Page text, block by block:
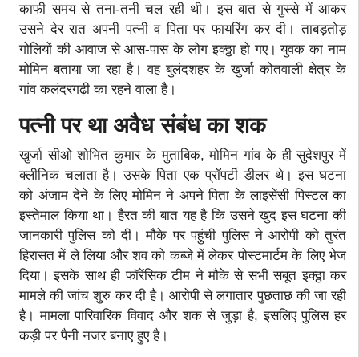
काफी समय से तना-तनी चल रही थी। इस बात से गुस्से में आकर
उसने देर रात अपनी पत्नी व पिता पर फायरिंग कर दी। ताबड़तोड़
गोलियों की आवाज से आस-पास के लोग इक्ठ्ठा हो गए। युवक का नाम
मोमिन बताया जा रहा है। वह बुलंदशहर के खुर्जा कोतवाली क्षेत्र के
गांव कलंदरगढ़ी का रहने वाला है।
पत्नी पर था अवैध संबंध का शक
खुर्जा सीओ शोभित कुमार के मुताबिक, मोमिन गांव के ही सुदेशपुर में
क्लीनिक चलाता है। उसके पिता एक प्रॉपर्टी डीलर थे। इस घटना
को अंजाम देने के लिए मोमिन ने अपने पिता के लाइसेंसी पिस्टल का
इस्तेमाल किया था। हैरत की बात यह है कि उसने खुद इस घटना की
जानकारी पुलिस को दी। मौके पर पहुंची पुलिस ने आरोपी को तुरंत
हिरासत में ले लिया और शव को कब्जे में लेकर पोस्टमार्टम के लिए भेज
दिया। इसके साथ ही फॉरेंसिक टीम ने मौके से सभी सबूत इक्ठ्ठा कर
मामले की जांच शुरु कर दी है। आरोपी से लगातार पुछताछ की जा रही
है। मामला पारिवारिक विवाद और शक से जुड़ा है, इसलिए पुलिस हर
कड़ी पर पैनी नजर बनाए हुए है।